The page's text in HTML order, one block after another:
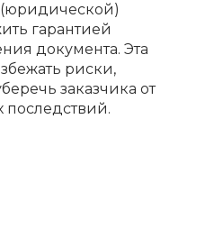
гарантией
документа. Эта
риски,
заказчика от